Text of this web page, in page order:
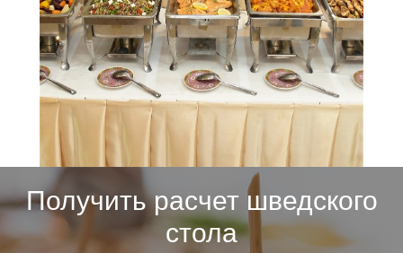
Получить расчет шведского
стола